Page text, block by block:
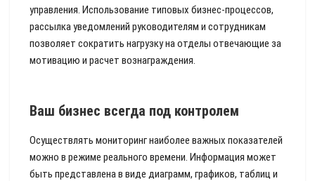
управления. Использование типовых бизнес-процессов,
рассылка уведомлений руководителям и сотрудникам
позволяет сократить нагрузку на отделы отвечающие за
мотивацию и расчет вознаграждения.
Ваш бизнес всегда под контролем
Осуществлять мониторинг наиболее важных показателей
можно в режиме реального времени. Информация может
быть представлена в виде диаграмм, графиков, таблиц и